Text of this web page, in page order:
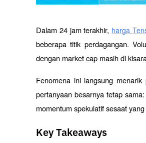
Dalam 24 jam terakhir, harga
beberapa titik perdagangan.
dengan market cap masih di
Fenomena ini langsung
pertanyaan besarnya tetap
momentum spekulatif sesaat
Key Takeaways